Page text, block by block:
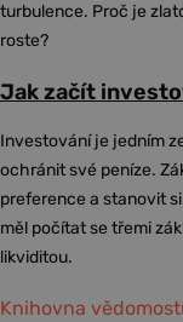
turbulence. Proč je
roste?
Jak začít
Investování je jedním
ochránit své peníze.
preference a stanovit
měl počítat se třemi
likviditou.
Knihovna